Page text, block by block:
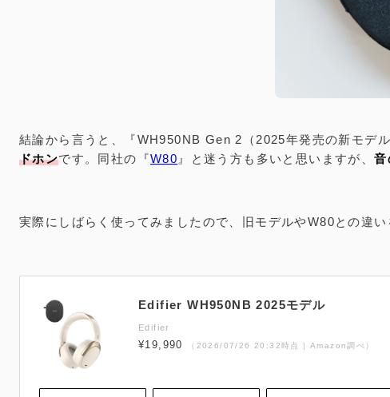
結論から言うと、『WH950NB Gen 2（2025年発売の新モデ
ドホンです。同社の『W80 』と迷う方も多いと思いますが、音
実際にしばらく使ってみましたので、旧モデルやW80との違
Edifier WH950NB 2025モデル
Edifier
¥19,990 （2026/07/26 20:32時点 | Amazon調べ）